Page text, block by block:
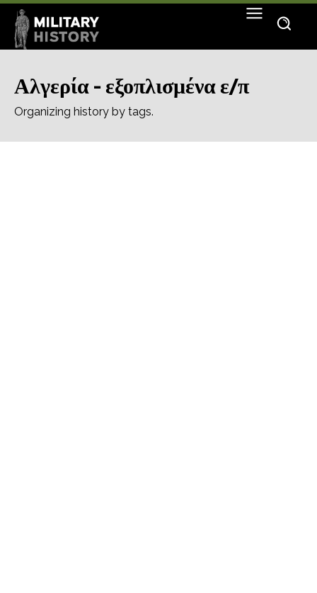
Αλγερία - εξοπλισμένα ε/π
Organizing history by tags.